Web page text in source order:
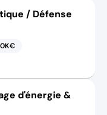
/ Défense
d'énergie &